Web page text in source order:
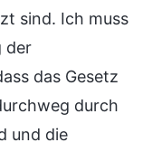
sind. Ich muss
der
das Gesetz
durch
und die